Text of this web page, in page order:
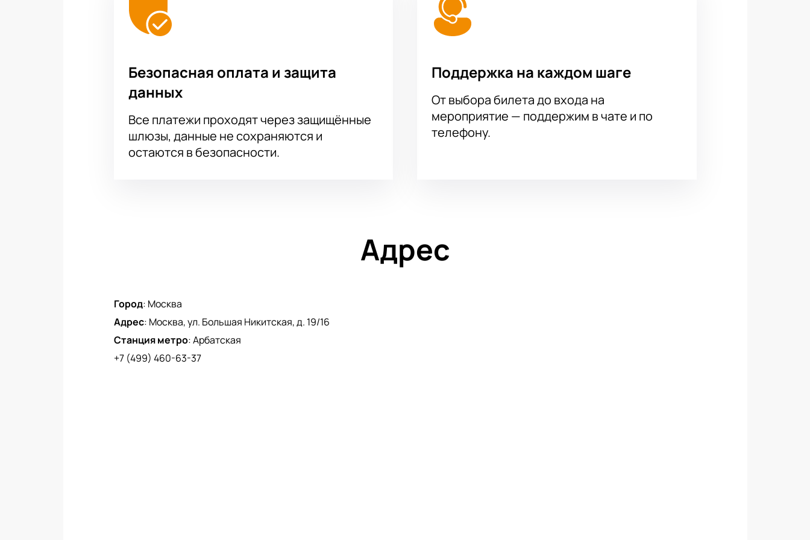
Безопасная оплата и защита
данных
Все платежи проходят через защищённые
шлюзы, данные не сохраняются и
остаются в безопасности.
Поддержка на каждом шаге
От выбора билета до входа на
мероприятие — поддержим в чате и по
телефону.
Адрес
Город: Москва
Адрес: Москва, ул. Большая Никитская, д. 19/16
Станция метро:Арбатская
+7 (499) 460-63-37